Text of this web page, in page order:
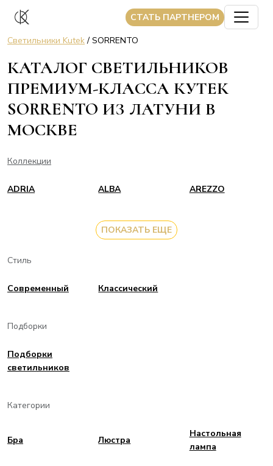
CТАТЬ ПАРТНЕРОМ
Светильники Kutek/ SORRENTO
КАТАЛОГ СВЕТИЛЬНИКОВ
ПРЕМИУМ-КЛАССА КУТЕК
SORRENTO ИЗ ЛАТУНИ В
МОСКВЕ
Коллекции
ADRIA ALBA AREZZO
ПОКАЗАТЬ ЕЩЕ
Стиль
Современный Классический
Подборки
Подборки
светильников
Категории
Бра Люстра
Настольная
лампа